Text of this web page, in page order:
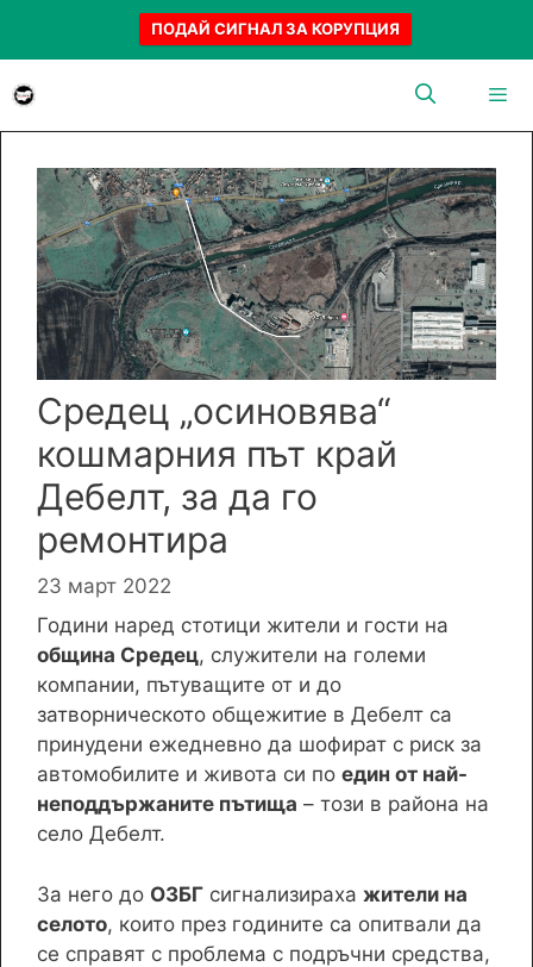
ПОДАЙ СИГНАЛ ЗА КОРУПЦИЯ
съдържанието
Menu
Средец „осиновява“
кошмарния път край
Дебелт, за да го
ремонтира
23 март 2022
Години наред стотици жители и гости на
община Средец, служители на големи
компании, пътуващите от и до
затворническото общежитие в Дебелт са
принудени ежедневно да шофират с риск за
автомобилите и живота си по един от най-
неподдържаните пътища – този в района на
село Дебелт.
За него до ОЗБГ сигнализираха жители на
селото, които през годините са опитвали да
се справят с проблема с подръчни средства,